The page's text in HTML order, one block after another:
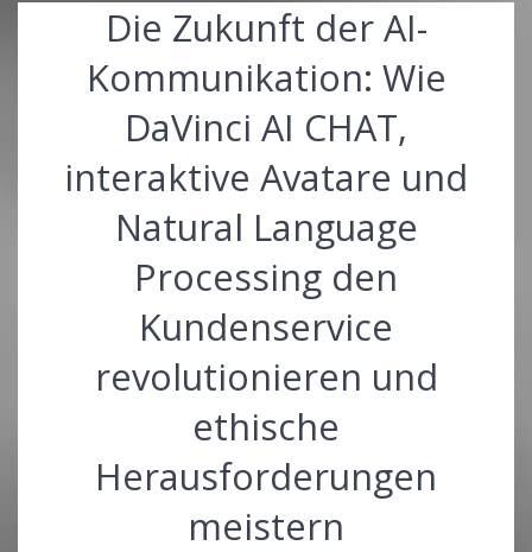
Die Zukunft der AI-
Kommunikation: Wie
DaVinci AI CHAT,
interaktive Avatare und
Natural Language
Processing den
Kundenservice
revolutionieren und
ethische
Herausforderungen
meistern